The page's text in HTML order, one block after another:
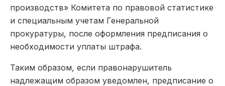
производств» Комитета по правовой статистике
и специальным учетам Генеральной
прокуратуры, после оформления предписания о
необходимости уплаты штрафа.
Таким образом, если правонарушитель
надлежащим образом уведомлен, предписание о